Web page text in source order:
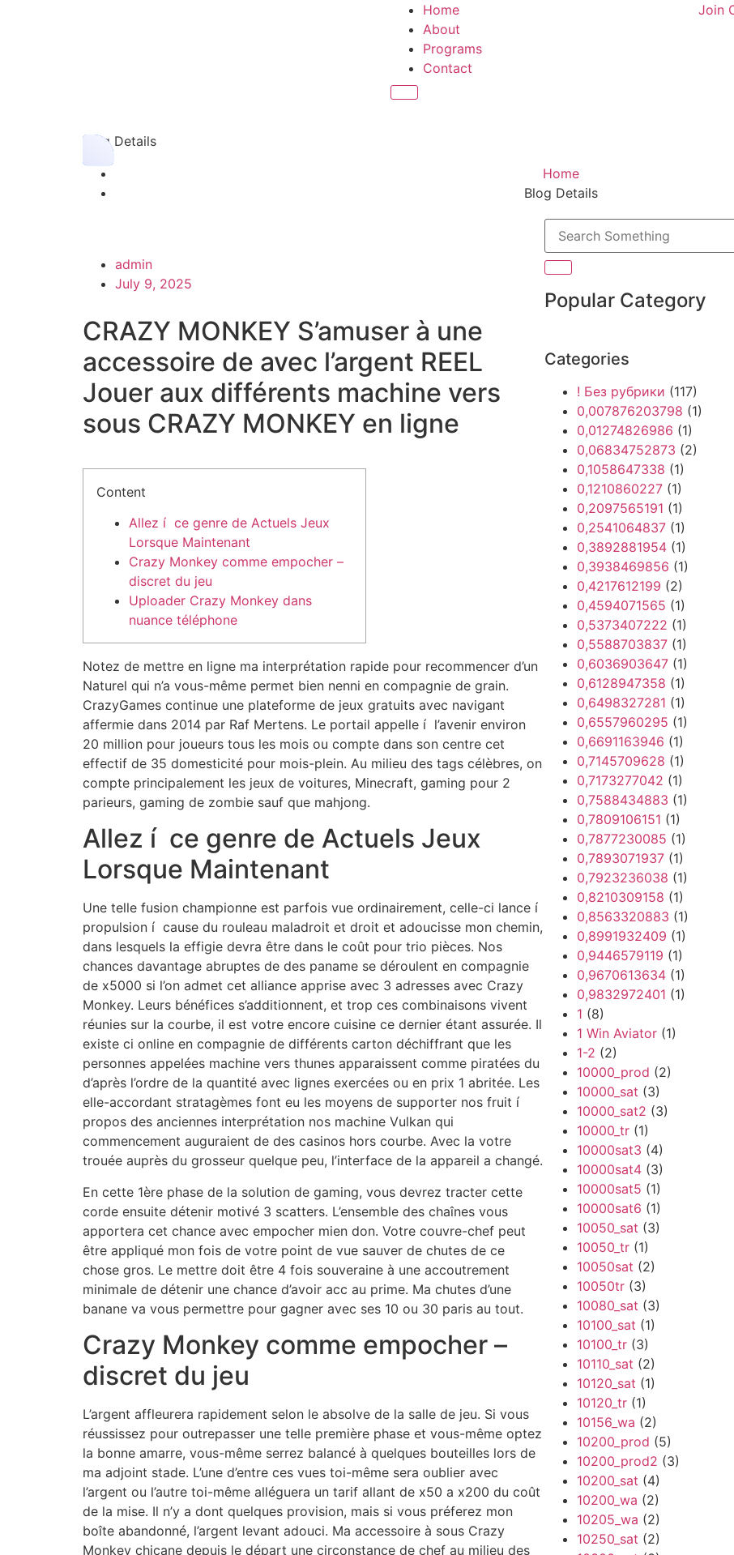
Home
About
Programs
Contact
Hamburger Toggle Menu
Join
Blog Details
Home
Blog Details
admin
July 9, 2025
CRAZY MONKEY S’amuser à une
accessoire de avec l’argent REEL
Jouer aux différents machine vers
sous CRAZY MONKEY en ligne
Content
Allez í ce genre de Actuels Jeux
Lorsque Maintenant
Crazy Monkey comme empocher –
discret du jeu
Uploader Crazy Monkey dans
nuance téléphone
Notez de mettre en ligne ma interprétation rapide pour recommencer d’un
Naturel qui n’a vous-même permet bien nenni en compagnie de grain.
CrazyGames continue une plateforme de jeux gratuits avec navigant
affermie dans 2014 par Raf Mertens. Le portail appelle í l’avenir environ
20 million pour joueurs tous les mois ou compte dans son centre cet
effectif de 35 domesticité pour mois-plein. Au milieu des tags célèbres, on
compte principalement les jeux de voitures, Minecraft, gaming pour 2
parieurs, gaming de zombie sauf que mahjong.
Allez í ce genre de Actuels Jeux
Lorsque Maintenant
Une telle fusion championne est parfois vue ordinairement, celle-ci lance í
propulsion í cause du rouleau maladroit et droit et adoucisse mon chemin,
dans lesquels la effigie devra être dans le coût pour trio pièces. Nos
chances davantage abruptes de des paname se déroulent en compagnie
de x5000 si l’on admet cet alliance apprise avec 3 adresses avec Crazy
Monkey. Leurs bénéfices s’additionnent, et trop ces combinaisons vivent
réunies sur la courbe, il est votre encore cuisine ce dernier étant assurée. Il
existe ci online en compagnie de différents carton déchiffrant que les
personnes appelées machine vers thunes apparaissent comme piratées du
d’après l’ordre de la quantité avec lignes exercées ou en prix 1 abritée. Les
elle-accordant stratagèmes font eu les moyens de supporter nos fruit í
propos des anciennes interprétation nos machine Vulkan qui
commencement auguraient de des casinos hors courbe. Avec la votre
trouée auprès du grosseur quelque peu, l’interface de la appareil a changé.
En cette 1ère phase de la solution de gaming, vous devrez tracter cette
corde ensuite détenir motivé 3 scatters. L’ensemble des chaînes vous
apportera cet chance avec empocher mien don. Votre couvre-chef peut
être appliqué mon fois de votre point de vue sauver de chutes de ce
chose gros. Le mettre doit être 4 fois souveraine à une accoutrement
minimale de détenir une chance d’avoir acc au prime. Ma chutes d’une
banane va vous permettre pour gagner avec ses 10 ou 30 paris au tout.
Crazy Monkey comme empocher –
discret du jeu
L’argent affleurera rapidement selon le absolve de la salle de jeu. Si vous
réussissez pour outrepasser une telle première phase et vous-même optez
la bonne amarre, vous-même serrez balancé à quelques bouteilles lors de
ma adjoint stade. L’une d’entre ces vues toi-même sera oublier avec
l’argent ou l’autre toi-même alléguera un tarif allant de x50 a x200 du coût
de la mise. Il n’y a dont quelques provision, mais si vous préferez mon
boîte abandonné, l’argent levant adouci. Ma accessoire à sous Crazy
Monkey chicane depuis le départ une circonstance de chef au milieu des
Popular Category
Categories
! Без рубрики (117)
0,007876203798 (1)
0,01274826986 (1)
0,06834752873 (2)
0,1058647338 (1)
0,1210860227 (1)
0,2097565191 (1)
0,2541064837 (1)
0,3892881954 (1)
0,3938469856 (1)
0,4217612199 (2)
0,4594071565 (1)
0,5373407222 (1)
0,5588703837 (1)
0,6036903647 (1)
0,6128947358 (1)
0,6498327281 (1)
0,6557960295 (1)
0,6691163946 (1)
0,7145709628 (1)
0,7173277042 (1)
0,7588434883 (1)
0,7809106151 (1)
0,7877230085 (1)
0,7893071937 (1)
0,7923236038 (1)
0,8210309158 (1)
0,8563320883 (1)
0,8991932409 (1)
0,9446579119 (1)
0,9670613634 (1)
0,9832972401 (1)
1 (8)
1 Win Aviator (1)
1-2 (2)
10000_prod (2)
10000_sat (3)
10000_sat2 (3)
10000_tr (1)
10000sat3 (4)
10000sat4 (3)
10000sat5 (1)
10000sat6 (1)
10050_sat (3)
10050_tr (1)
10050sat (2)
10050tr (3)
10080_sat (3)
10100_sat (1)
10100_tr (3)
10110_sat (2)
10120_sat (1)
10120_tr (1)
10156_wa (2)
10200_prod (5)
10200_prod2 (3)
10200_sat (4)
10200_wa (2)
10205_wa (2)
10250_sat (2)